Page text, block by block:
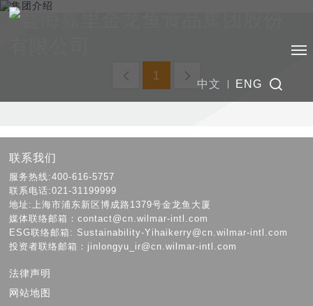
中文 ENG
1
联系我们
服务热线:400-616-5757
联系电话:021-31199999
地址:上海市浦东新区博成路1379号金龙鱼大厦
媒体联络邮箱：contact@cn.wilmar-intl.com
ESG联络邮箱: Sustainability-Yihaikerry@cn.wilmar-intl.com
投资者联络邮箱：jinlongyu_ir@cn.wilmar-intl.com
法律声明
网站地图